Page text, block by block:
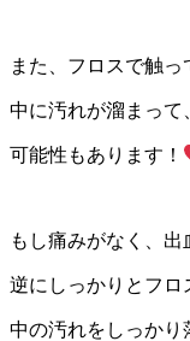
また、フロスで触
中に汚れが溜まって
可能性もあります！
もし痛みがなく、
逆にしっかりとフロ
中の汚れをしっかり